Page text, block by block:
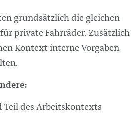
grundsätzlich die gleichen
private Fahrräder. Zusätzlich
Kontext interne Vorgaben
Teil des Arbeitskontexts